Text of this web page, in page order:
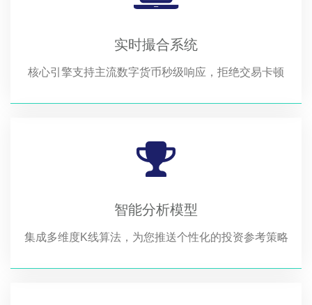
实时撮合系统
核心引擎支持主流数字货币秒级响应，拒绝交易卡顿
智能分析模型
集成多维度K线算法，为您推送个性化的投资参考策略